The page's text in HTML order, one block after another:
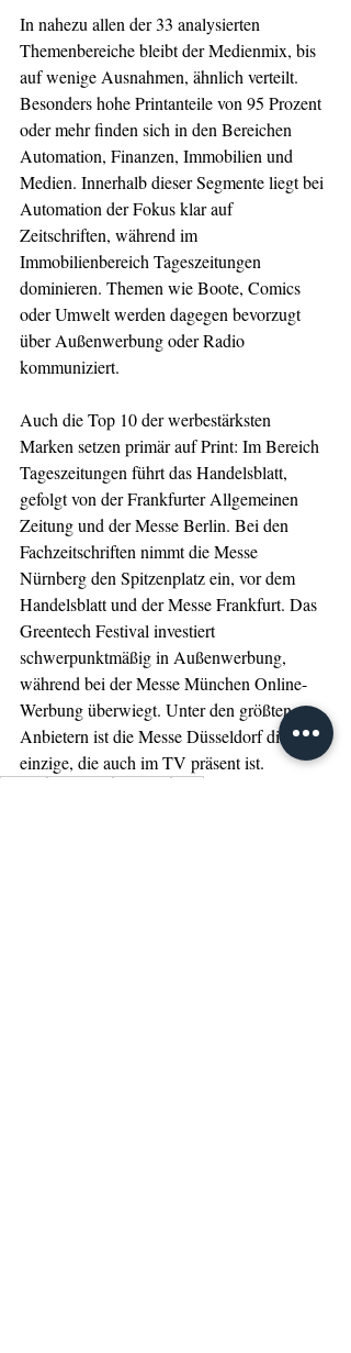
In nahezu allen der 33 analysierten
Themenbereiche bleibt der Medienmix, bis
auf wenige Ausnahmen, ähnlich verteilt.
Besonders hohe Printanteile von 95 Prozent
oder mehr finden sich in den Bereichen
Automation, Finanzen, Immobilien und
Medien. Innerhalb dieser Segmente liegt bei
Automation der Fokus klar auf
Zeitschriften, während im
Immobilienbereich Tageszeitungen
dominieren. Themen wie Boote, Comics
oder Umwelt werden dagegen bevorzugt
über Außenwerbung oder Radio
kommuniziert.
Auch die Top 10 der werbestärksten
Marken setzen primär auf Print: Im Bereich
Tageszeitungen führt das Handelsblatt,
gefolgt von der Frankfurter Allgemeinen
Zeitung und der Messe Berlin. Bei den
Fachzeitschriften nimmt die Messe
Nürnberg den Spitzenplatz ein, vor dem
Handelsblatt und der Messe Frankfurt. Das
Greentech Festival investiert
schwerpunktmäßig in Außenwerbung,
während bei der Messe München Online-
Werbung überwiegt. Unter den größten
Anbietern ist die Messe Düsseldorf die
einzige, die auch im TV präsent ist.